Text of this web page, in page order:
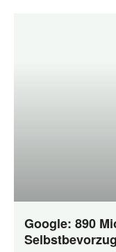
Google: 890